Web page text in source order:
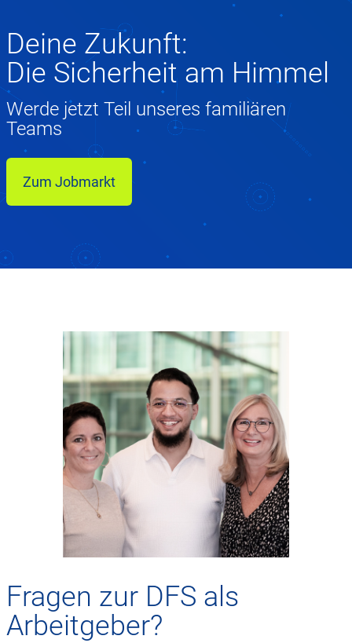
Deine Zukunft:
Die Sicherheit am Himmel
Werde jetzt Teil unseres familiären
Teams
Zum Jobmarkt
Fragen zur DFS als
Arbeitgeber?